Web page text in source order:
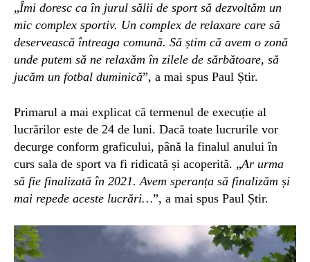
„Îmi doresc ca în jurul sălii de sport să dezvoltăm un
mic complex sportiv. Un complex de relaxare care să
deservească întreaga comună. Să știm că avem o zonă
unde putem să ne relaxăm în zilele de sărbătoare, să
jucăm un fotbal duminică”, a mai spus Paul Știr.
Primarul a mai explicat că termenul de execuție al
lucrărilor este de 24 de luni. Dacă toate lucrurile vor
decurge conform graficului, până la finalul anului în
curs sala de sport va fi ridicată și acoperită. „Ar urma
să fie finalizată în 2021. Avem speranța să finalizăm și
mai repede aceste lucrări…”, a mai spus Paul Știr.